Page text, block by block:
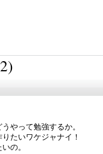
やって勉強するか。
たいワケジャナイ！
の。